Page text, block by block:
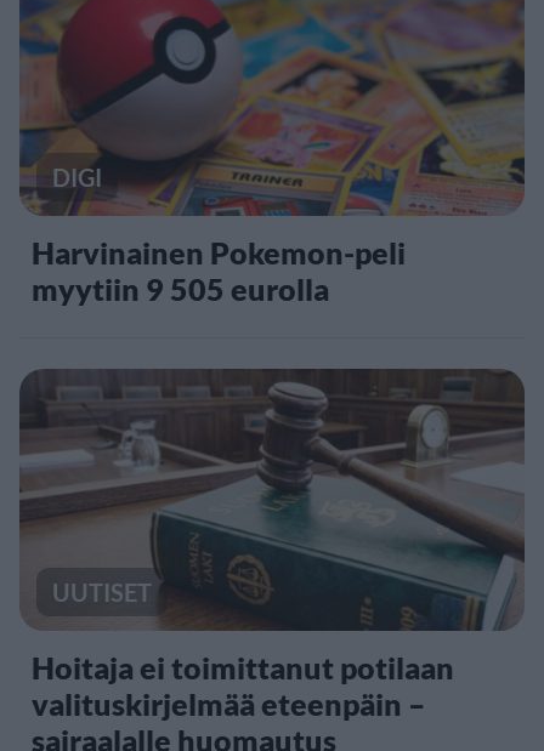
DIGI
Harvinainen Pokemon-peli
myytiin 9 505 eurolla
UUTISET
Hoitaja ei toimittanut potilaan
valituskirjelmää eteenpäin –
sairaalalle huomautus